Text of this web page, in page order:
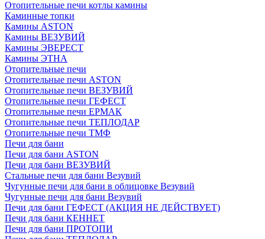
Отопительные печи котлы камины
Каминные топки
Камины ASTON
Камины ВЕЗУВИЙ
Камины ЭВЕРЕСТ
Камины ЭТНА
Отопительные печи
Отопительные печи ASTON
Отопительные печи ВЕЗУВИЙ
Отопительные печи ГЕФЕСТ
Отопительные печи ЕРМАК
Отопительные печи ТЕПЛОДАР
Отопительные печи ТМФ
Печи для бани
Печи для бани ASTON
Печи для бани ВЕЗУВИЙ
Стальные печи для бани Везувий
Чугунные печи для бани в облицовке Везувий
Чугунные печи для бани Везувий
Печи для бани ГЕФЕСТ (АКЦИЯ НЕ ДЕЙСТВУЕТ)
Печи для бани КЕННЕТ
Печи для бани ПРОТОПИ